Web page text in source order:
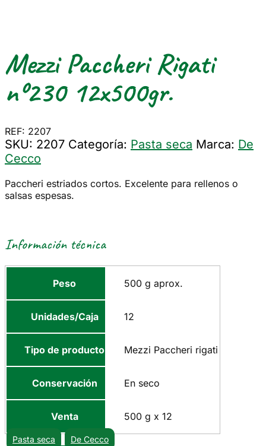
Mezzi Paccheri Rigati
nº230 12x500gr.
REF: 2207
SKU: 2207 Categoría: Pasta seca Marca: De
Cecco
Paccheri estriados cortos. Excelente para rellenos o
salsas espesas.
Información técnica
Peso 500 g aprox.
Unidades/Caja 12
Tipo de producto Mezzi Paccheri rigati
Conservación En seco
Venta 500 g x 12
Pasta seca
De Cecco